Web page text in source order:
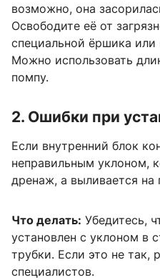
возможно, она
Освободите её от
специальной ёршика
Можно использовать
помпу.
2. Ошибки при
Если внутренний блок
неправильным уклоном,
дренаж, а выливается на
Что делать: Убедитесь,
установлен с уклоном в
трубки. Если это не так,
специалистов.